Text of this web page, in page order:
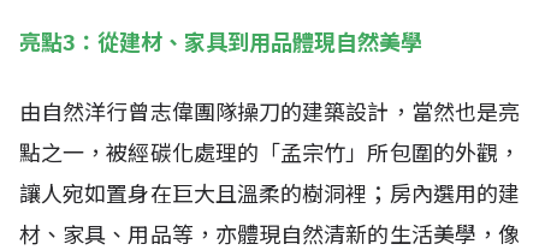
亮點3：從建材、家具到用品體現自然美學
由自然洋行曾志偉團隊操刀的建築設計，當然也是亮
點之一，被經碳化處理的「孟宗竹」所包圍的外觀，
讓人宛如置身在巨大且溫柔的樹洞裡；房內選用的建
材、家具、用品等，亦體現自然清新的生活美學，像